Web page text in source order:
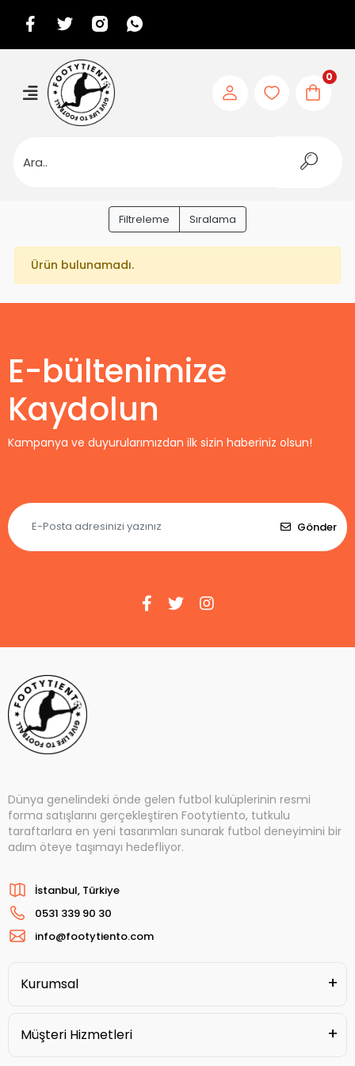
0
Filtreleme Sıralama
Ürün bulunamadı.
E-bültenimize
Kaydolun
Kampanya ve duyurularımızdan ilk sizin haberiniz olsun!
Gönder
Dünya genelindeki önde gelen futbol kulüplerinin resmi
forma satışlarını gerçekleştiren Footytiento, tutkulu
taraftarlara en yeni tasarımları sunarak futbol deneyimini bir
adım öteye taşımayı hedefliyor.
İstanbul, Türkiye
0531 339 90 30
info@footytiento.com
Kurumsal
Müşteri Hizmetleri